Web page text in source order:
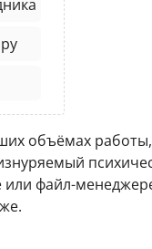
объёмах
файл-